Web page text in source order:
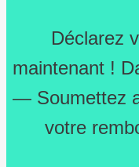
Déclarez
maintenant !
— Soumettez
votre